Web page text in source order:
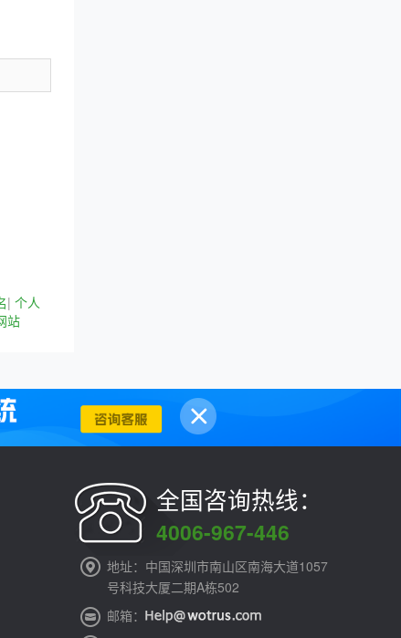
| 个人
站
全国咨询热线：
4006-967-446
地址：中国深圳市南山区南海大道1057
号科技大厦二期A栋502
邮箱：